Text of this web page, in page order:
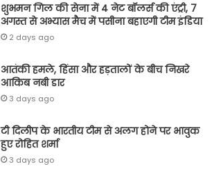
शुभमन गिल की सेना में 4 नेट बॉलर्स की एंट्री, 7
अगस्त से अभ्यास मैच में पसीना बहाएगी टीम इंडिया
2 days ago
आतंकी हमले, हिंसा और हड़तालों के बीच निखरे
आकिब नबी डार
3 days ago
टी दिलीप के भारतीय टीम से अलग होने पर भावुक
हुए रोहित शर्मा
3 days ago